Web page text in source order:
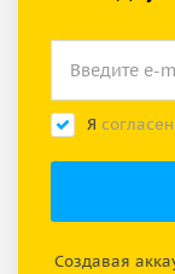
Я согласен
Создавая